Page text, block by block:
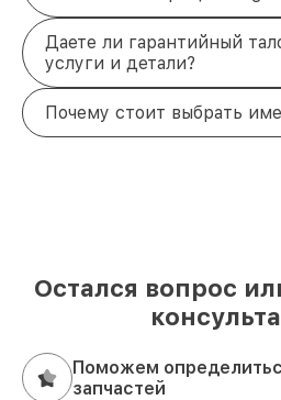
Даете ли гарантийный
услуги и детали?
Почему стоит выбрать
Остался вопрос
Поможем
запчастей